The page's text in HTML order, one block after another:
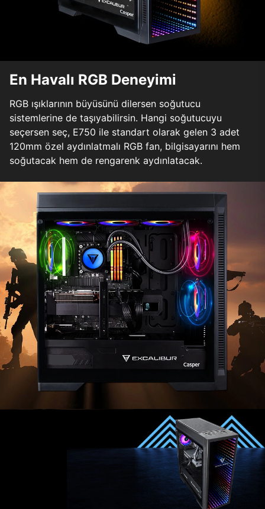
En Havalı RGB Deneyimi
RGB ışıklarının büyüsünü dilersen soğutucu
sistemlerine de taşıyabilirsin. Hangi soğutucuyu
seçersen seç, E750 ile standart olarak gelen 3 adet
120mm özel aydınlatmalı RGB fan, bilgisayarını hem
soğutacak hem de rengarenk aydınlatacak.